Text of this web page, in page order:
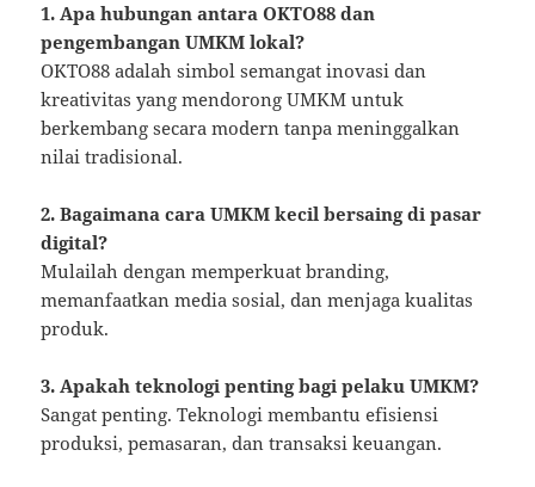
1. Apa hubungan antara OKTO88 dan
pengembangan UMKM lokal?
OKTO88 adalah simbol semangat inovasi dan
kreativitas yang mendorong UMKM untuk
berkembang secara modern tanpa meninggalkan
nilai tradisional.
2. Bagaimana cara UMKM kecil bersaing di pasar
digital?
Mulailah dengan memperkuat branding,
memanfaatkan media sosial, dan menjaga kualitas
produk.
3. Apakah teknologi penting bagi pelaku UMKM?
Sangat penting. Teknologi membantu efisiensi
produksi, pemasaran, dan transaksi keuangan.